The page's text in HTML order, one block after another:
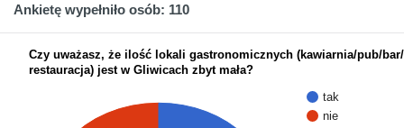
Ankietę wypełniło osób: 110
Czy uważasz, że ilość lokali gastronomicznych (kawiarnia/pub/bar/
restauracja) jest w Gliwicach zbyt mała?
tak
nie